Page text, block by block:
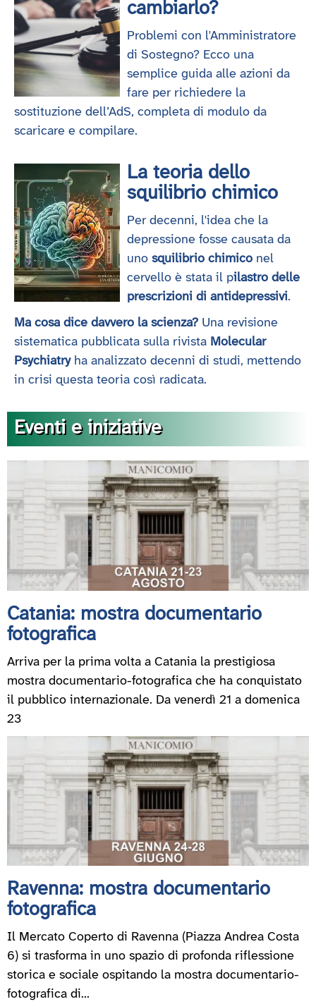
cambiarlo?
Problemi con l'Amministratore
di Sostegno? Ecco una
semplice guida alle azioni da
fare per richiedere la
sostituzione dell’AdS, completa di modulo da
scaricare e compilare.
La teoria dello
squilibrio chimico
Per decenni, l'idea che la
depressione fosse causata da
uno squilibrio chimico nel
cervello è stata il pilastro delle
prescrizioni di antidepressivi.
Ma cosa dice davvero la scienza? Una revisione
sistematica pubblicata sulla rivista Molecular
Psychiatryha analizzato decenni di studi, mettendo
in crisi questa teoria così radicata.
Eventi e iniziative
Catania: mostra documentario
fotografica
Arriva per la prima volta a Catania la prestigiosa
mostra documentario-fotografica che ha conquistato
il pubblico internazionale. Da venerdì 21 a domenica
23
Ravenna: mostra documentario
fotografica
Il Mercato Coperto di Ravenna (Piazza Andrea Costa
6) si trasforma in uno spazio di profonda riflessione
storica e sociale ospitando la mostra documentario-
fotografica di...